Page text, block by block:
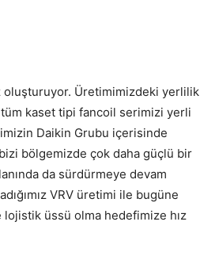
oluşturuyor. Üretimimizdeki yerlilik
tüm kaset tipi fancoil serimizi yerli
Daikin Grubu içerisinde
bölgemizde çok daha güçlü bir
da sürdürmeye devam
VRV üretimi ile bugüne
lojistik üssü olma hedefimize hız